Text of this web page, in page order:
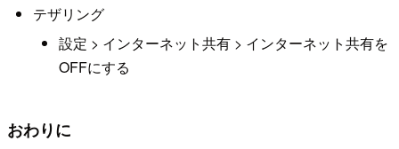
テザリング
設定 > インターネット共有 > インターネット共有を
OFFにする
おわりに